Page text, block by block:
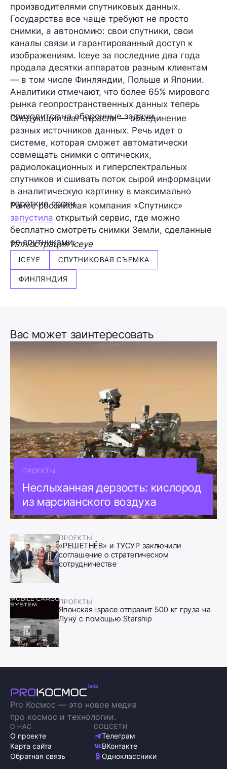
производителями спутниковых данных.
Государства все чаще требуют не просто
снимки, а автономию: свои спутники, свои
каналы связи и гарантированный доступ к
изображениям. Iceye за последние два года
продала десятки аппаратов разным клиентам
— в том числе Финляндии, Польше и Японии.
Аналитики отмечают, что более 65% мирового
рынка геопространственных данных теперь
приходится на оборонные задачи.
Следующий шаг отрасли — объединение
разных источников данных. Речь идет о
системе, которая сможет автоматически
совмещать снимки с оптических,
радиолокационных и гиперспектральных
спутников и сшивать поток сырой информации
в аналитическую картинку в максимально
короткие сроки.
Ранее российская компания «Спутникс»
запустила открытый сервис, где можно
бесплатно смотреть снимки Земли, сделанные
ее спутниками.
Иллюстрация Iceye
ICEYE СПУТНИКОВАЯ СЪЕМКА
ФИНЛЯНДИЯ
Вас может заинтересовать
ПРОЕКТЫ
Неслыханная дерзость: кислород
из марсианского воздуха
ПРОЕКТЫ
«РЕШЕТНЁВ» и ТУСУР заключили
соглашение о стратегическом
сотрудничестве
ПРОЕКТЫ
Японская ispace отправит 500 кг груза на
Луну с помощью Starship
Pro Космос — это новое медиа
про космос и технологии.
О НАС
О проекте
Карта сайта
Обратная связь
СОЦСЕТИ
Телеграм
ВКонтакте
Одноклассники